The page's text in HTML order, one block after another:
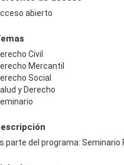
abierto
Civil
Mercantil
Social
y Derecho
parte del programa: